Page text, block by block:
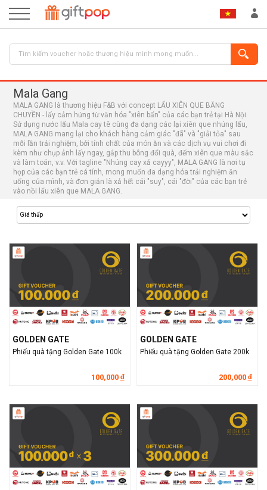
ĐĂNG NHẬP ĐĂNG KÝ
Mala Gang
MALA GANG là thương hiệu F&B với concept LẨU XIÊN QUE BĂNG
CHUYỀN - lấy cảm hứng từ văn hóa "xiên bẩn" của các bạn trẻ tại Hà Nội.
Sử dụng nước lẩu Mala cay tê cùng đa dạng các lại xiên que nhúng lẩu,
MALA GANG mang lại cho khách hàng cảm giác "đã" và "giải tỏa" sau
mỗi lần trải nghiệm, bởi tính chất của món ăn và các dịch vụ vui chơi đi
kèm như chụp ảnh lấy ngay, gắp thu bông đổi quà, đếm xiên que màu sắc
và làm toán, v.v. Với tagline "Nhúng cay xả cayyy", MALA GANG là nơi tụ
họp của các bạn trẻ cá tính, mong muốn đa dạng hóa trải nghiệm ăn
uống của mình, và đơn giản là xả hết cái "suy", cái "đời" của các bạn trẻ
vào nồi lẩu xiên que MALA GANG.
GOLDEN GATE
Phiếu quà tặng Golden Gate 100k
100,000 đ
GOLDEN GATE
Phiếu quà tặng Golden Gate 200k
200,000 đ